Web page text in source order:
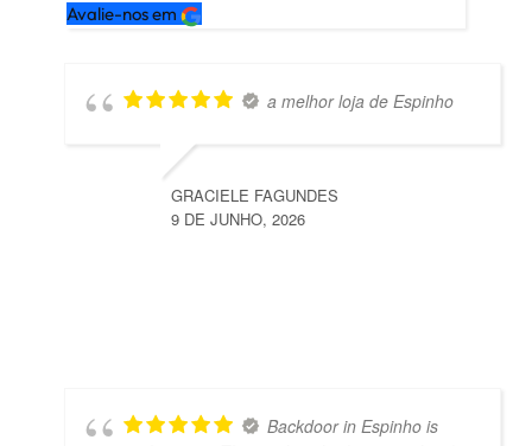
Avalie-nos em
a melhor loja de Espinho
GRACIELE FAGUNDES
9 DE JUNHO, 2026
Backdoor in Espinho is